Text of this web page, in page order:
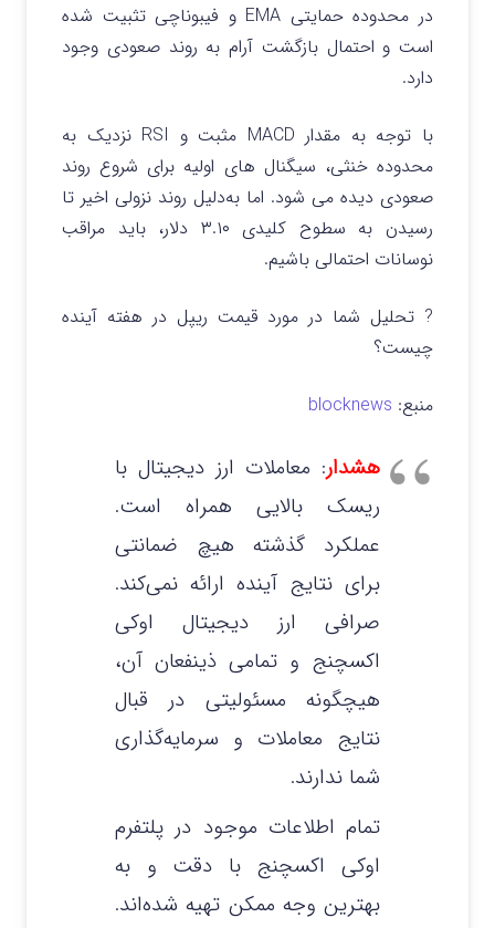
در محدوده حمایتی EMA و فیبوناچی تثبیت شده
است و احتمال بازگشت آرام به روند صعودی وجود
دارد.
با توجه به مقدار MACD مثبت و RSI نزدیک به
محدوده خنثی، سیگنال‌ های اولیه برای شروع روند
صعودی دیده می‌ شود. اما به‌دلیل روند نزولی اخیر تا
رسیدن به سطوح کلیدی ۳.۱۰ دلار، باید مراقب
نوسانات احتمالی باشیم.
? تحلیل شما در مورد قیمت ریپل در هفته آینده
چیست؟
منبع: blocknews
هشدار: معاملات ارز دیجیتال با
ریسک بالایی همراه است.
عملکرد گذشته هیچ ضمانتی
برای نتایج آینده ارائه نمی‌کند.
صرافی ارز دیجیتال اوکی
اکسچنج و تمامی ذینفعان آن،
هیچگونه مسئولیتی در قبال
نتایج معاملات و سرمایه‌گذاری
شما ندارند.
تمام اطلاعات موجود در پلتفرم
اوکی اکسچنج با دقت و به
بهترین وجه ممکن تهیه شده‌اند.